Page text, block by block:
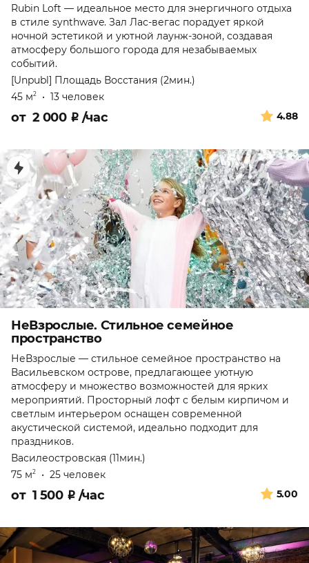
Rubin Loft — идеальное место для энергичного отдыха
в стиле synthwave. Зал Лас-вегас порадует яркой
ночной эстетикой и уютной лаунж-зоной, создавая
атмосферу большого города для незабываемых
событий.
[Unpubl] Площадь Восстания (2мин.)
45 м2 • 13 человек
4.88
от 2 000 ₽ /час
НеВзрослые. Стильное семейное
пространство
НеВзрослые — стильное семейное пространство на
Васильевском острове, предлагающее уютную
атмосферу и множество возможностей для ярких
мероприятий. Просторный лофт с белым кирпичом и
светлым интерьером оснащен современной
акустической системой, идеально подходит для
праздников.
Василеостровская (11мин.)
75 м2 • 25 человек
5.00
от 1 500 ₽ /час